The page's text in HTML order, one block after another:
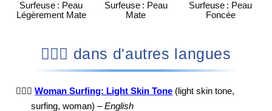
Surfeuse : Peau
Légèrement Mate
Surfeuse : Peau
Mate
Surfeuse : Peau
Foncée
🏄🏻‍♀️ dans d'autres langues
🏄🏻‍♀️ Woman Surfing: Light Skin Tone (light skin tone,
surfing, woman) –English